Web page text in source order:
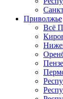
Приволжье
Всё